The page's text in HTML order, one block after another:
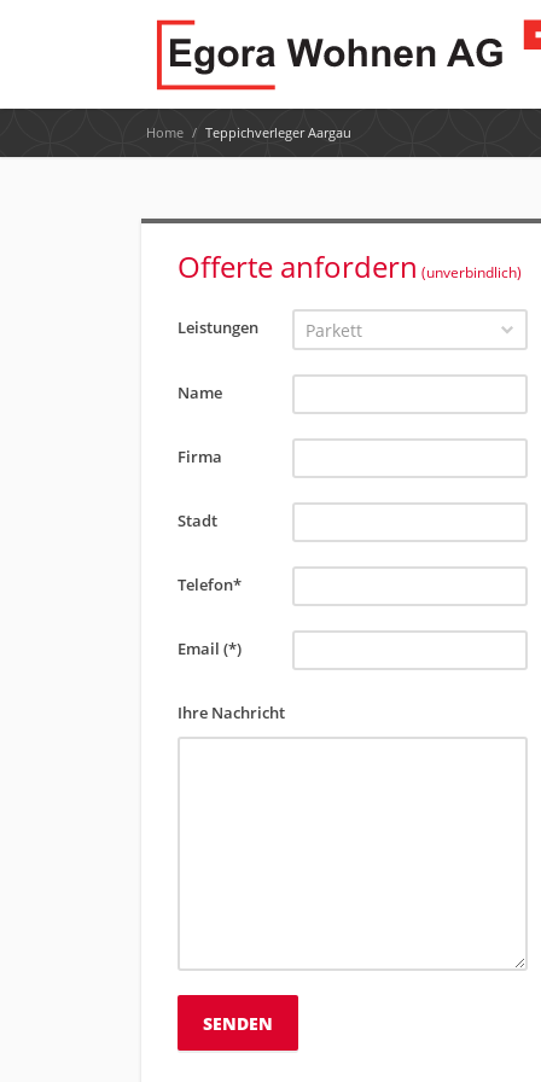
Home / Teppichverleger Aargau
Offerte anfordern (unverbindlich)
Leistungen Parkett
Name
Firma
Stadt
Telefon*
Email (*)
Ihre Nachricht